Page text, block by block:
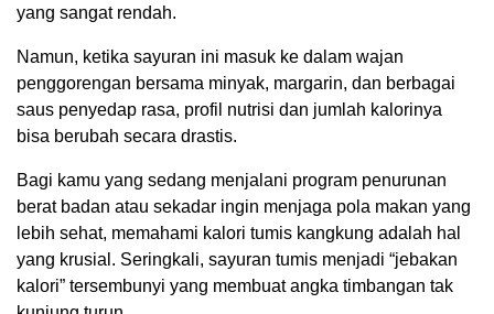
yang sangat rendah.
Namun, ketika sayuran ini masuk ke dalam wajan
penggorengan bersama minyak, margarin, dan berbagai
saus penyedap rasa, profil nutrisi dan jumlah kalorinya
bisa berubah secara drastis.
Bagi kamu yang sedang menjalani program penurunan
berat badan atau sekadar ingin menjaga pola makan yang
lebih sehat, memahami kalori tumis kangkung adalah hal
yang krusial. Seringkali, sayuran tumis menjadi “jebakan
kalori” tersembunyi yang membuat angka timbangan tak